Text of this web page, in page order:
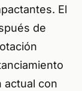
El
de
actual con